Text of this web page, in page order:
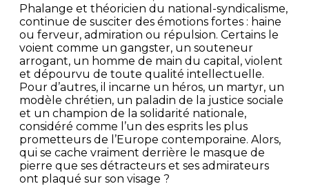
Phalange et théoricien du national-syndicalisme,
continue de susciter des émotions fortes : haine
ou ferveur, admiration ou répulsion. Certains le
voient comme un gangster, un souteneur
arrogant, un homme de main du capital, violent
et dépourvu de toute qualité intellectuelle.
Pour d’autres, il incarne un héros, un martyr, un
modèle chrétien, un paladin de la justice sociale
et un champion de la solidarité nationale,
considéré comme l’un des esprits les plus
prometteurs de l’Europe contemporaine. Alors,
qui se cache vraiment derrière le masque de
pierre que ses détracteurs et ses admirateurs
ont plaqué sur son visage ?